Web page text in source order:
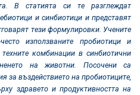
В статията си те разглеждат
и синбиотици и представят
тези формулировки. Учените
използваните пробиотици и
комбинации в синбиотични
на животни. Посочени са
за въздействието на пробиотиците,
здравето и продуктивността на